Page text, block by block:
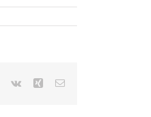
Pinterest
Vk Xing E-